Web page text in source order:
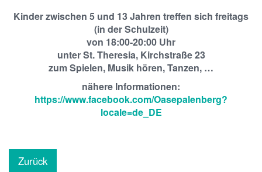
Kinder zwischen 5 und 13 Jahren treffen sich freitags
(in der Schulzeit)
von 18:00-20:00 Uhr
unter St. Theresia, Kirchstraße 23
zum Spielen, Musik hören, Tanzen, …
nähere Informationen:
https://www.facebook.com/Oasepalenberg?
locale=de_DE
Zurück